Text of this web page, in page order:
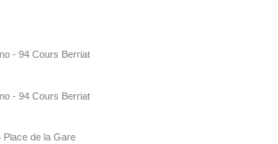
- 94 Cours Berriat
- 94 Cours Berriat
de la Gare